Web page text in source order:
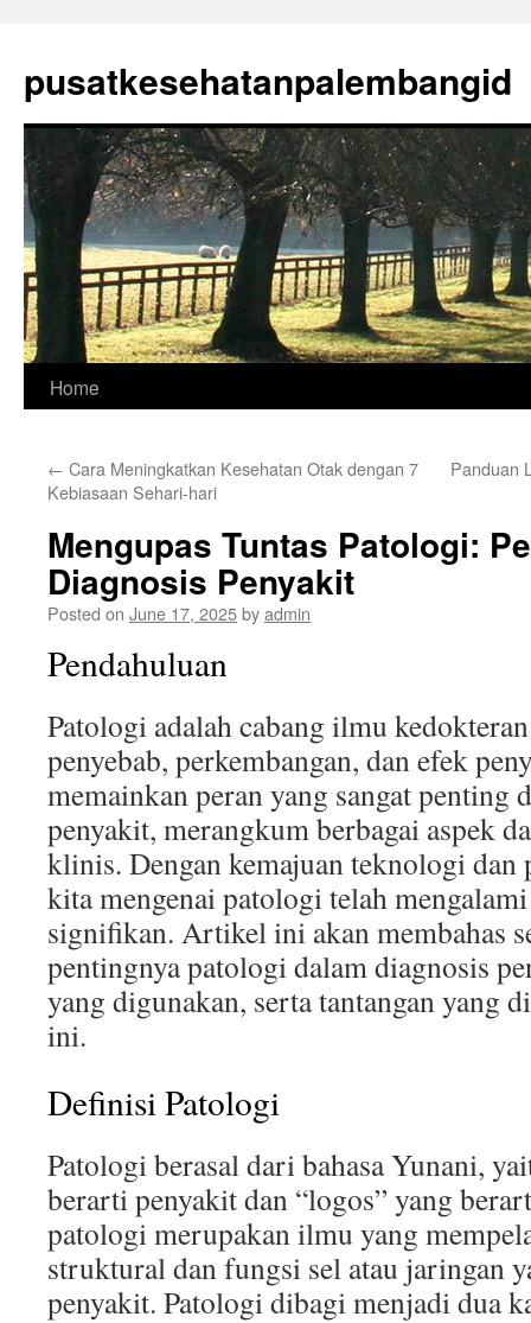
content
pusatkesehatanpalembangid
Home
← Cara Meningkatkan Kesehatan Otak dengan 7
Kebiasaan Sehari-hari
Panduan
Mengupas Tuntas Patologi:
Diagnosis Penyakit
Posted on June 17, 2025byadmin
Pendahuluan
Patologi adalah cabang ilmu
penyebab, perkembangan, dan efek
memainkan peran yang sangat penting
penyakit, merangkum berbagai aspek
klinis. Dengan kemajuan teknologi dan
kita mengenai patologi telah
signifikan. Artikel ini akan membahas
pentingnya patologi dalam diagnosis
yang digunakan, serta tantangan yang
ini.
Definisi Patologi
Patologi berasal dari bahasa Yunani,
berarti penyakit dan “logos” yang
patologi merupakan ilmu yang
struktural dan fungsi sel atau jaringan
penyakit. Patologi dibagi menjadi dua